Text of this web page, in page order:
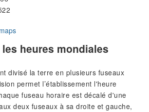
heures mondiales
divisé la terre en plusieurs fuseaux
permet l’établissement l'heure
fuseau horaire est décalé d'une
deux fuseaux à sa droite et gauche,